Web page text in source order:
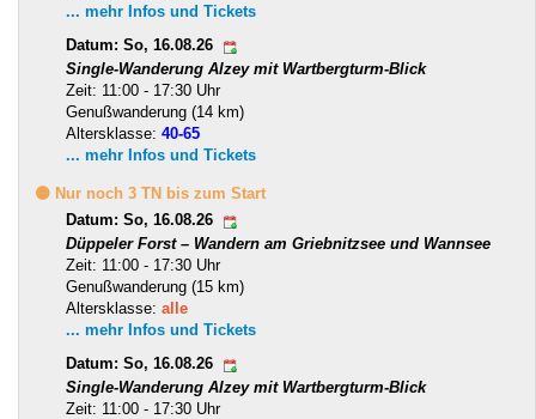
... mehr Infos und Tickets
Datum: So, 16.08.26
Single-Wanderung Alzey mit Wartbergturm-Blick
Zeit: 11:00 - 17:30 Uhr
Genußwanderung (14 km)
Altersklasse: 40-65
... mehr Infos und Tickets
🟡 Nur noch 3 TN bis zum Start
Datum: So, 16.08.26
Düppeler Forst – Wandern am Griebnitzsee und Wannsee
Zeit: 11:00 - 17:30 Uhr
Genußwanderung (15 km)
Altersklasse: alle
... mehr Infos und Tickets
Datum: So, 16.08.26
Single-Wanderung Alzey mit Wartbergturm-Blick
Zeit: 11:00 - 17:30 Uhr